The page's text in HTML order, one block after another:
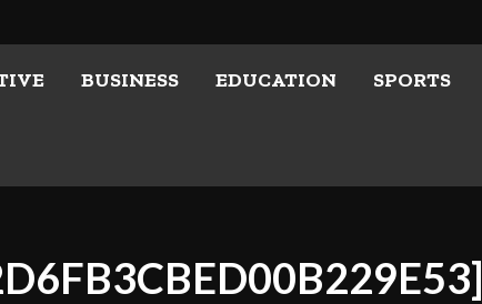
BUSINESS EDUCATION SPORTS